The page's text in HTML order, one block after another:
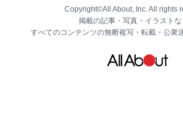
Copyright©All About, Inc. All rights
掲載の記事・写真・イラストな
すべてのコンテンツの無断複写・転載・公衆